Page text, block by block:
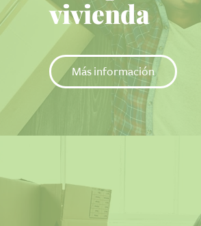
vivienda
Más información